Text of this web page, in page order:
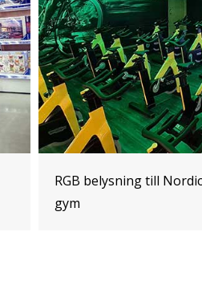
RGB belysning till
gym